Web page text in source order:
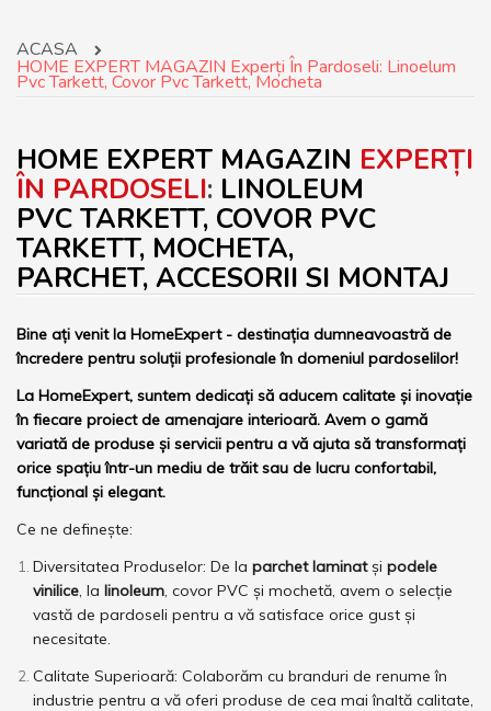
ACASA
HOME EXPERT MAGAZIN Experți În Pardoseli: Linoelum
Pvc Tarkett, Covor Pvc Tarkett, Mocheta
HOME EXPERT MAGAZIN EXPERȚI
ÎN PARDOSELI: LINOLEUM
PVC TARKETT, COVOR PVC
TARKETT, MOCHETA,
PARCHET, ACCESORII SI MONTAJ
Bine ați venit la HomeExpert - destinația dumneavoastră de
încredere pentru soluții profesionale în domeniul pardoselilor!
La HomeExpert, suntem dedicați să aducem calitate și inovație
în fiecare proiect de amenajare interioară. Avem o gamă
variată de produse și servicii pentru a vă ajuta să transformați
orice spațiu într-un mediu de trăit sau de lucru confortabil,
funcțional și elegant.
Ce ne definește:
Diversitatea Produselor: De la parchet laminatși podele
vinilice, la linoleum, covor PVC și mochetă, avem o selecție
vastă de pardoseli pentru a vă satisface orice gust și
necesitate.
Calitate Superioară: Colaborăm cu branduri de renume în
industrie pentru a vă oferi produse de cea mai înaltă calitate,